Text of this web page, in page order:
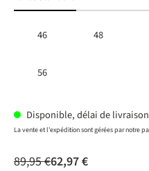
46 48
56
Disponible, délai de livraison
La vente et l'expédition sont gérées par notre
62,97 €
89,95 €